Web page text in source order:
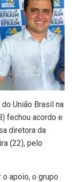
União Brasil na
fechou acordo e
diretora da
(22), pelo
o apoio, o grupo